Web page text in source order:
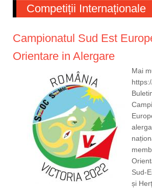
Competiții Internaționale
Campionatul Sud Est
Orientare in Alergare
Mai
Sud-
și